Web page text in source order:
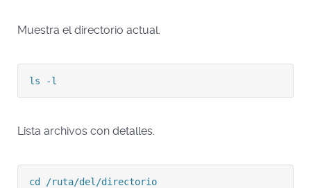
Muestra el directorio actual.
ls -l
Lista archivos con detalles.
cd /ruta/del/directorio